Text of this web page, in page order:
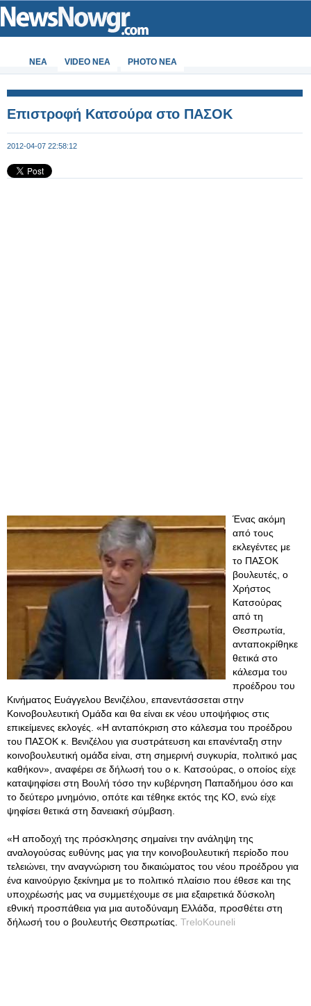
ΝΕΑ VIDEO NEA PHOTO NEA
Επιστροφή Κατσούρα στο ΠΑΣΟΚ
2012-04-07 22:58:12
Ένας ακόμη
από τους
εκλεγέντες με
το ΠΑΣΟΚ
βουλευτές, ο
Χρήστος
Κατσούρας
από τη
Θεσπρωτία,
ανταποκρίθηκε
θετικά στο
κάλεσμα του
προέδρου του
Κινήματος Ευάγγελου Βενιζέλου, επανεντάσσεται στην
Κοινοβουλευτική Ομάδα και θα είναι εκ νέου υποψήφιος στις
επικείμενες εκλογές. «Η ανταπόκριση στο κάλεσμα του προέδρου
του ΠΑΣΟΚ κ. Βενιζέλου για συστράτευση και επανένταξη στην
κοινοβουλευτική ομάδα είναι, στη σημερινή συγκυρία, πολιτικό μας
καθήκον», αναφέρει σε δήλωσή του ο κ. Κατσούρας, ο οποίος είχε
καταψηφίσει στη Βουλή τόσο την κυβέρνηση Παπαδήμου όσο και
το δεύτερο μνημόνιο, οπότε και τέθηκε εκτός της ΚΟ, ενώ είχε
ψηφίσει θετικά στη δανειακή σύμβαση.
«Η αποδοχή της πρόσκλησης σημαίνει την ανάληψη της
αναλογούσας ευθύνης μας για την κοινοβουλευτική περίοδο που
τελειώνει, την αναγνώριση του δικαιώματος του νέου προέδρου για
ένα καινούργιο ξεκίνημα με το πολιτικό πλαίσιο που έθεσε και της
υποχρέωσής μας να συμμετέχουμε σε μια εξαιρετικά δύσκολη
εθνική προσπάθεια για μια αυτοδύναμη Ελλάδα, προσθέτει στη
δήλωσή του ο βουλευτής Θεσπρωτίας. TreloKouneli